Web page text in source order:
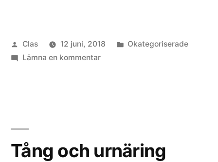
Publicerat
av
Clas 12 juni, 2018
Publicerat
Okategoriserade
Lämna en kommentartill
Tång och urnäring